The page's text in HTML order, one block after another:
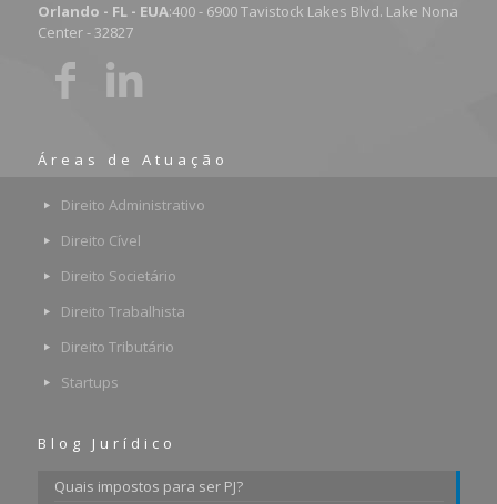
Orlando - FL - EUA:400 - 6900 Tavistock Lakes Blvd. Lake Nona
Center - 32827
Áreas de Atuação
Direito Administrativo
Direito Cível
Direito Societário
Direito Trabalhista
Direito Tributário
Startups
Blog Jurídico
Quais impostos para ser PJ?